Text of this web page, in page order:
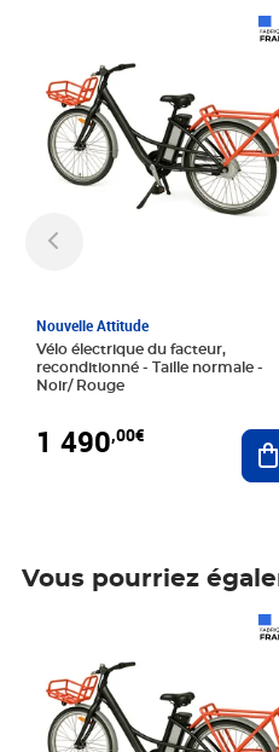
Nouvelle Attitude
Vélo électrique du facteur,
reconditionné - Taille normale -
Noir/ Rouge
1 490,00€
Vous pourriez